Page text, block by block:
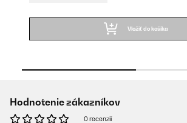
Vložiť do košíka
Hodnotenie zákazníkov
0 recenzií